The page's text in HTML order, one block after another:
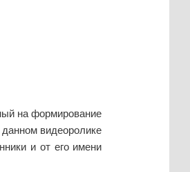
на формирование
видеоролике
и от его имени